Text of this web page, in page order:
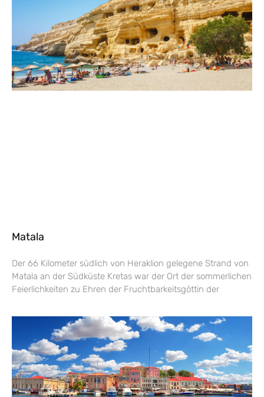
Matala
Der 66 Kilometer südlich von Heraklion gelegene Strand von
Matala an der Südküste Kretas war der Ort der sommerlichen
Feierlichkeiten zu Ehren der Fruchtbarkeitsgöttin der